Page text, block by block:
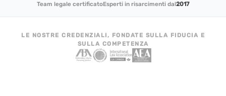
Team legale certificatoEsperti in risarcimenti dal2017
LE NOSTRE CREDENZIALI, FONDATE SULLA FIDUCIA E
SULLA COMPETENZA